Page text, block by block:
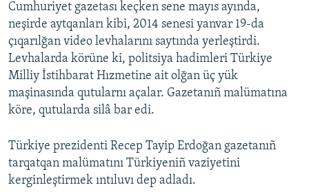
Cumhuriyet gazetası keçken sene mayıs ayında,
neşirde aytqanları kibi, 2014 senesi yanvar 19-da
çıqarılğan video levhalarını saytında yerleştirdi.
Levhalarda körüne ki, politsiya hadimleri Türkiye
Milliy İstihbarat Hızmetine ait olğan üç yük
maşinasında qutularnı açalar. Gazetanıñ malümatına
köre, qutularda silâ bar edi.
Türkiye prezidenti Recep Tayip Erdoğan gazetanıñ
tarqatqan malümatını Türkiyeniñ vaziyetini
kerginleştirmek ıntıluvı dep adladı.